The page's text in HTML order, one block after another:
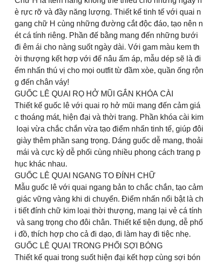
è rực rỡ và đầy năng lượng. Thiết kế tinh tế với quai n
gang chữ H cùng những đường cắt độc đáo, tạo nên n
ét cá tính riêng. Phần đế bằng mang đến những bưới
đi êm ái cho nàng suốt ngày dài. Với gam màu kem th
ời thượng kết hợp với đế nâu ấm áp, mẫu dép sẽ là đi
ểm nhấn thú vị cho mọi outfit từ đầm xòe, quần ống rộn
g đến chân váy!
GUỐC LÊ QUAI RỌ HỞ MŨI GẮN KHÓA CÀI
Thiết kế guốc lê với quai rọ hở mũi mang đến cảm giá
c thoáng mát, hiện đại và thời trang. Phần khóa cài kim
loại vừa chắc chắn vừa tạo điểm nhấn tinh tế, giúp đôi
giày thêm phần sang trọng. Dáng guốc dễ mang, thoải
mái và cực kỳ dễ phối cùng nhiều phong cách trang p
hục khác nhau.
GUỐC LÊ QUAI NGANG TO ĐÍNH CHỮ
Mẫu guốc lê với quai ngang bản to chắc chắn, tạo cảm
giác vững vàng khi di chuyển. Điểm nhấn nổi bật là ch
i tiết đính chữ kim loại thời thượng, mang lại vẻ cá tính
và sang trọng cho đôi chân. Thiết kế tiện dụng, dễ phố
i đồ, thích hợp cho cả đi dạo, đi làm hay đi tiệc nhẹ.
GUỐC LÊ QUAI TRONG PHỐI SỢI BÓNG
Thiết kế quai trong suốt hiện đại kết hợp cùng sợi bón